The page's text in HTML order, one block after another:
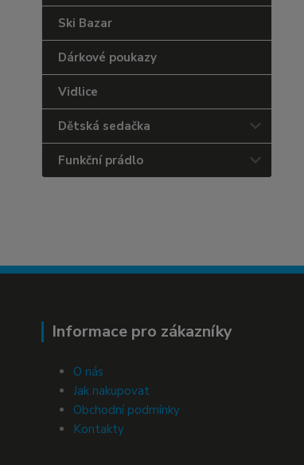
Ski Bazar
Dárkové poukazy
Vidlice
Dětská sedačka
Funkční prádlo
Informace pro zákazníky
O nás
Jak nakupovat
Obchodní podmínky
Kontakty